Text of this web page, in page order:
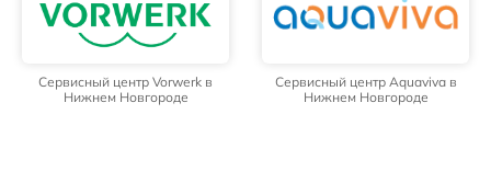
Сервисный центр Vorwerk в
Нижнем Новгороде
Сервисный центр Aquaviva в
Нижнем Новгороде